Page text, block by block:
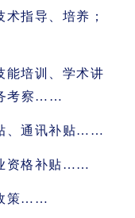
指导、培养；
能培训、学术讲
考察……
、通讯补贴……
资格补贴……
策……